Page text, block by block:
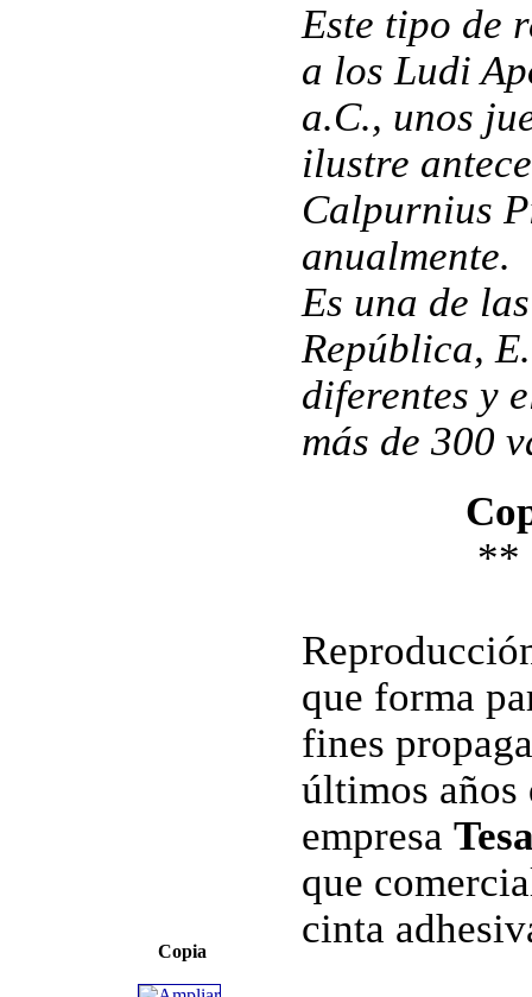
Este tipo de
a los Ludi
a.C., unos
ilustre
Calpurnius
anualmente.
Es una de
República,
diferentes y
más de 300
Copia
**
que forma
fines
últimos años
empresa
que
cinta